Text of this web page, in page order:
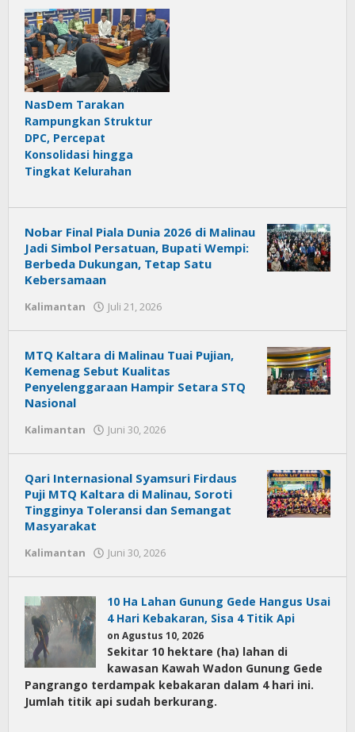
NasDem Tarakan
Rampungkan Struktur
DPC, Percepat
Konsolidasi hingga
Tingkat Kelurahan
Nobar Final Piala Dunia 2026 di Malinau
Jadi Simbol Persatuan, Bupati Wempi:
Berbeda Dukungan, Tetap Satu
Kebersamaan
Kalimantan Juli 21, 2026
MTQ Kaltara di Malinau Tuai Pujian,
Kemenag Sebut Kualitas
Penyelenggaraan Hampir Setara STQ
Nasional
Kalimantan Juni 30, 2026
Qari Internasional Syamsuri Firdaus
Puji MTQ Kaltara di Malinau, Soroti
Tingginya Toleransi dan Semangat
Masyarakat
Kalimantan Juni 30, 2026
10 Ha Lahan Gunung Gede Hangus Usai
4 Hari Kebakaran, Sisa 4 Titik Api
on Agustus 10, 2026
Sekitar 10 hektare (ha) lahan di
kawasan Kawah Wadon Gunung Gede
Pangrango terdampak kebakaran dalam 4 hari ini.
Jumlah titik api sudah berkurang.